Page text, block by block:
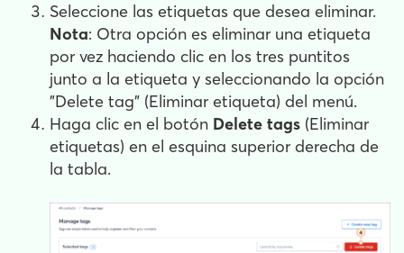
Seleccione las etiquetas que desea eliminar.
Nota: Otra opción es eliminar una etiqueta
por vez haciendo clic en los tres puntitos
junto a la etiqueta y seleccionando la opción
"Delete tag" (Eliminar etiqueta) del menú.
Haga clic en el botón Delete tags (Eliminar
etiquetas) en el esquina superior derecha de
la tabla.